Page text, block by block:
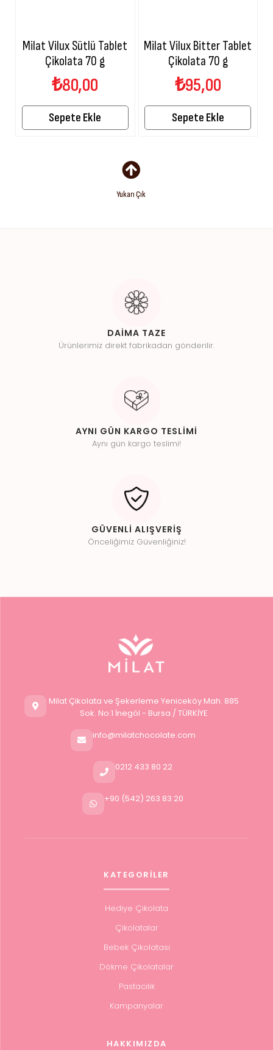
Milat Vilux Sütlü Tablet
Çikolata 70 g
₺80,00
Sepete Ekle
Milat Vilux Bitter Tablet
Çikolata 70 g
₺95,00
Sepete Ekle
DAİMA TAZE
Ürünlerimiz direkt fabrikadan gönderilir.
AYNI GÜN KARGO TESLİMİ
Aynı gün kargo teslimi!
GÜVENLİ ALIŞVERİŞ
Önceliğimiz Güvenliğiniz!
Milat Çikolata ve Şekerleme Yeniceköy Mah. 885
Sok. No:1 İnegöl - Bursa / TÜRKİYE
info@milatchocolate.com
0212 433 80 22
+90 (542) 263 83 20
KATEGORİLER
Hediye Çikolata
Çikolatalar
Bebek Çikolatası
Dökme Çikolatalar
Pastacılık
Kampanyalar
HAKKIMIZDA